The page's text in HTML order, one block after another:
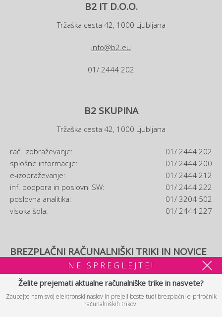
B2 IT D.O.O.
Tržaška cesta 42, 1000 Ljubljana
info@b2.eu
01/ 2444 202
B2 SKUPINA
Tržaška cesta 42, 1000 Ljubljana
rač. izobraževanje:
01/ 2444 202
splošne informacije:
01/ 2444 200
e-izobraževanje:
01/ 2444 212
inf. podpora in poslovni SW:
01/ 2444 222
poslovna analitika:
01/ 3204 502
visoka šola:
01/ 2444 227
BREZPLAČNI RAČUNALNIŠKI TRIKI IN NOVICE
Prijavljam se na brezplačne računalniške trike in novice. Po
prijavi si boste lahko ogledali tudi brezplačnie-priročnik
računalniških trikov.
NE SPREGLEJTE!
Želite prejemati aktualne računalniške trike in nasvete?
Zaupajte nam svoj elektronski naslov in prejeli boste tudi brezplačni e-priročnik
računalniških trikov.